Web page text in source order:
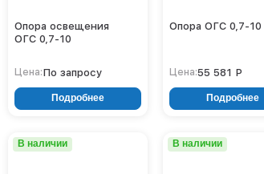
Опора освещения
ОГС 0,7-10
Цена:По запросу
Подробнее
Опора ОГС 0,7-10
Цена:55 581 Р
Подробнее
В наличии В наличии